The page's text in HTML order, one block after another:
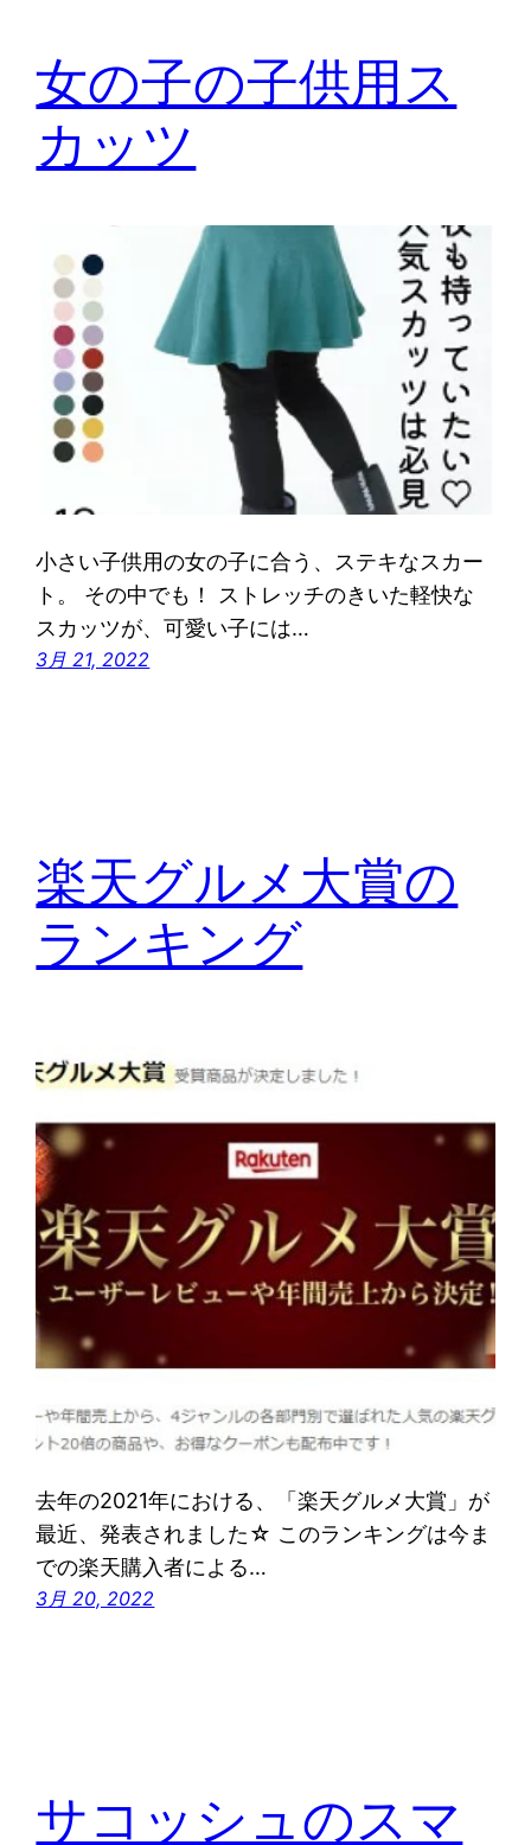
女の子の子供用ス
カッツ
小さい子供用の女の子に合う、ステキなスカー
ト。 その中でも！ ストレッチのきいた軽快な
スカッツが、可愛い子には…
3月 21, 2022
楽天グルメ大賞の
ランキング
去年の2021年における、「楽天グルメ大賞」が
最近、発表されました☆ このランキングは今ま
での楽天購入者による…
3月 20, 2022
サコッシュのスマ